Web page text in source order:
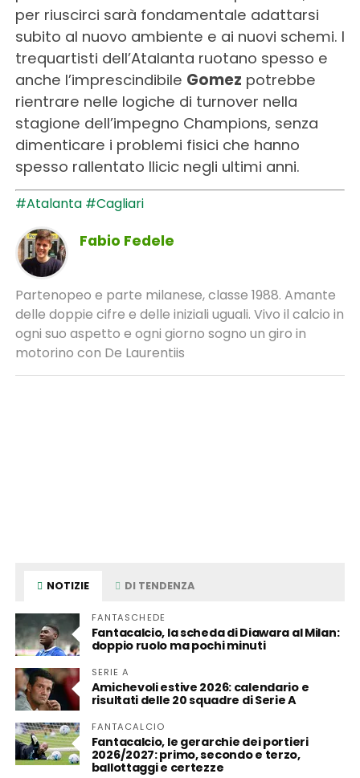
per riuscirci sarà fondamentale adattarsi
subito al nuovo ambiente e ai nuovi schemi. I
trequartisti dell’Atalanta ruotano spesso e
anche l’imprescindibile Gomez potrebbe
rientrare nelle logiche di turnover nella
stagione dell’impegno Champions, senza
dimenticare i problemi fisici che hanno
spesso rallentato Ilicic negli ultimi anni.
#Atalanta #Cagliari
Fabio Fedele
Partenopeo e parte milanese, classe 1988. Amante
delle doppie cifre e delle iniziali uguali. Vivo il calcio in
ogni suo aspetto e ogni giorno sogno un giro in
motorino con De Laurentiis
NOTIZIE DI TENDENZA
FANTASCHEDE
Fantacalcio, la scheda di Diawara al Milan:
doppio ruolo ma pochi minuti
SERIE A
Amichevoli estive 2026: calendario e
risultati delle 20 squadre di Serie A
FANTACALCIO
Fantacalcio, le gerarchie dei portieri
2026/2027: primo, secondo e terzo,
ballottaggi e certezze